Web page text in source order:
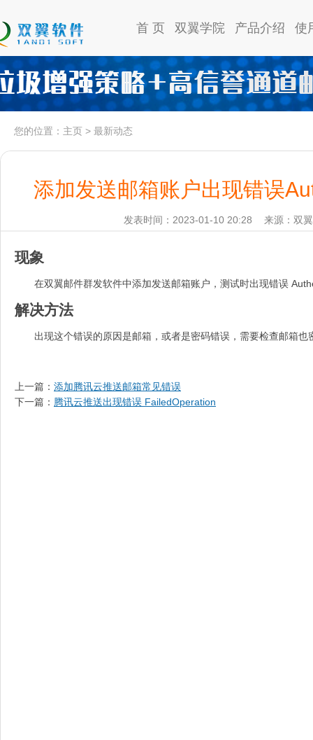
首 页 双翼学院 产品介绍 使
您的位置： 主页 > 最新动态
添加发送邮箱账户出现错误
发表时间：2023-01-10 20:28 来源：双
现象
在双翼邮件群发软件中添加发送邮箱账户，测试时出现错误
解决方法
出现这个错误的原因是邮箱，或者是密码错误，需要检查邮箱也
上一篇： 添加腾讯云推送邮箱常见错误
下一篇： 腾讯云推送出现错误 FailedOperation